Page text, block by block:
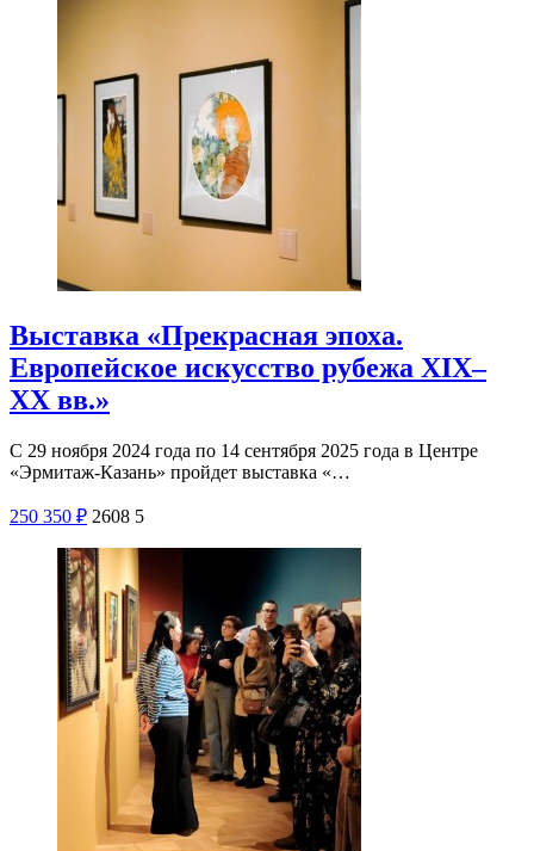
Выставка «Прекрасная эпоха.
Европейское искусство рубежа XIX–
XX вв.»
С 29 ноября 2024 года по 14 сентября 2025 года в Центре
«Эрмитаж-Казань» пройдет выставка «…
250 350 ₽ 2608 5